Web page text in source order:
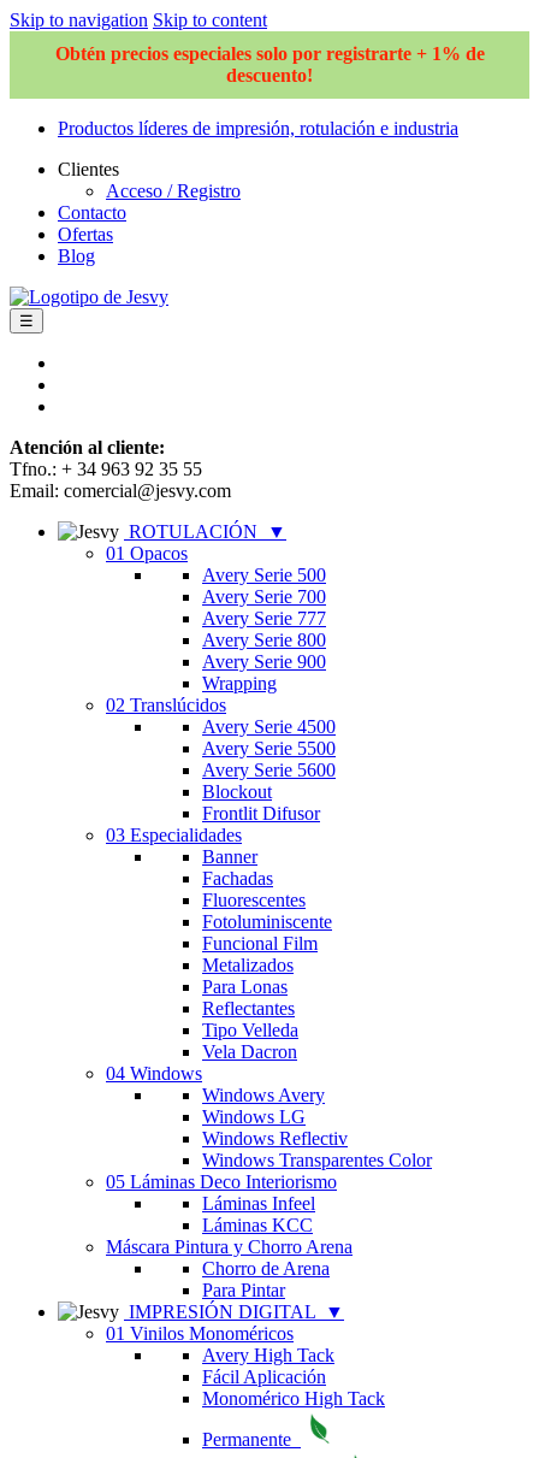
Skip to navigation Skip to content
Obtén precios especiales solo por registrarte + 1% de
descuento!
Productos líderes de impresión, rotulación e industria
Clientes
Acceso / Registro
Contacto
Ofertas
Blog
☰
Atención al cliente:
Tfno.: + 34 963 92 35 55
Email: comercial@jesvy.com
ROTULACIÓN
▼
01 Opacos
Avery Serie 500
Avery Serie 700
Avery Serie 777
Avery Serie 800
Avery Serie 900
Wrapping
02 Translúcidos
Avery Serie 4500
Avery Serie 5500
Avery Serie 5600
Blockout
Frontlit Difusor
03 Especialidades
Banner
Fachadas
Fluorescentes
Fotoluminiscente
Funcional Film
Metalizados
Para Lonas
Reflectantes
Tipo Velleda
Vela Dacron
04 Windows
Windows Avery
Windows LG
Windows Reflectiv
Windows Transparentes Color
05 Láminas Deco Interiorismo
Láminas Infeel
Láminas KCC
Máscara Pintura y Chorro Arena
Chorro de Arena
Para Pintar
IMPRESIÓN DIGITAL
▼
01 Vinilos Monoméricos
Avery High Tack
Fácil Aplicación
Monomérico High Tack
Permanente